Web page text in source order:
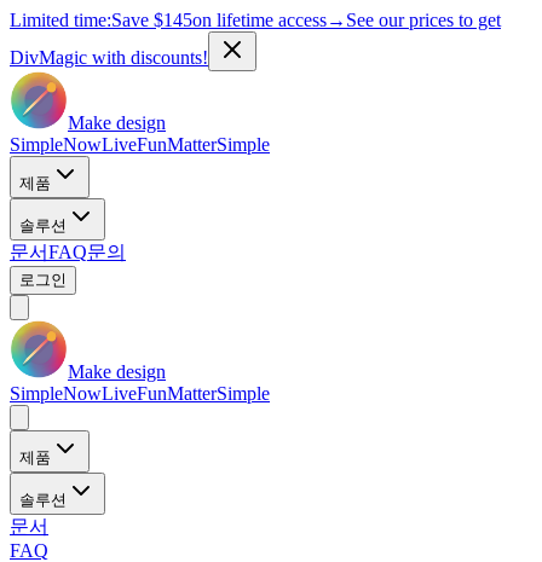
Limited time:Save $145on lifetime access→ See our prices to get
DivMagic with discounts!
Make design
SimpleNowLiveFunMatterSimple
제품
솔루션
문서FAQ문의
로그인
Make design
SimpleNowLiveFunMatterSimple
제품
솔루션
문서
FAQ